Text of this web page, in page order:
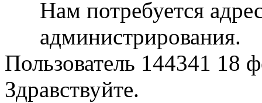
Нам потребуется
администрирования.
Пользователь 144341 18
Здравствуйте.